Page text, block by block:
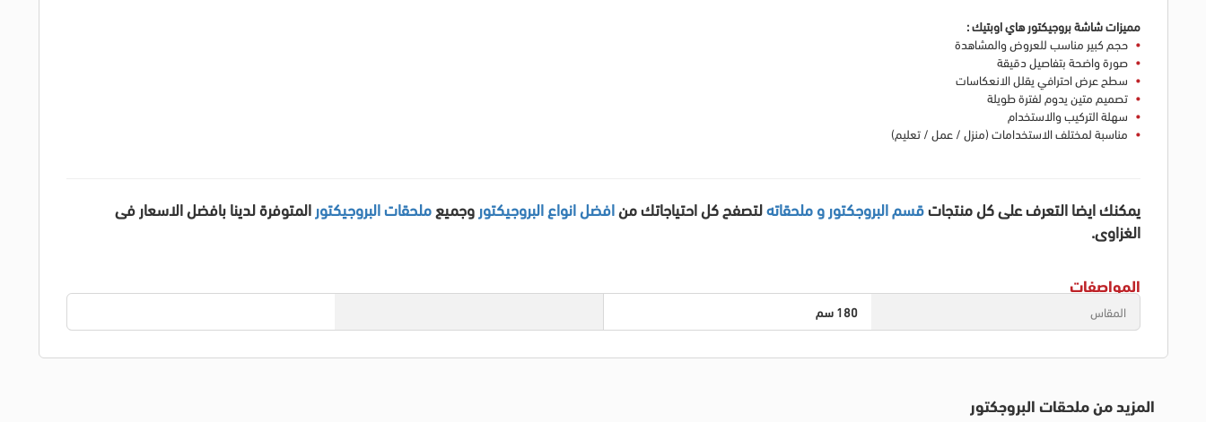
مميزات شاشة بروجيكتور هاي اوبتيك :
حجم كبير مناسب للعروض والمشاهدة
صورة واضحة بتفاصيل دقيقة
سطح عرض احترافي يقلل الانعكاسات
تصميم متين يدوم لفترة طويلة
سهلة التركيب والاستخدام
مناسبة لمختلف الاستخدامات (منزل / عمل / تعليم)
يمكنك ايضا التعرف على كل منتجاتقسم البروجكتور و ملحقاتهلتصفح كل احتياجاتك منافضل انواع البروجيكتور وجميعملحقات البروجيكتور المتوفرة لدينا بافضل الاسعار فى
الغزاوى.
المواصفات
المقاس 180 سم
المزيد من ملحقات البروجكتور